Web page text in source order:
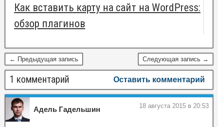
Как вставить карту на сайт на WordPress:
обзор плагинов
← Предыдущая запись Следующая запись →
1 комментарий Оставить комментарий
Адель Гадельшин 18 августа 2015 в 20:53